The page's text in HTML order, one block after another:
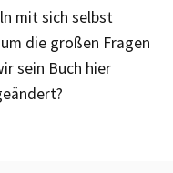
mit sich selbst
die großen Fragen
sein Buch hier